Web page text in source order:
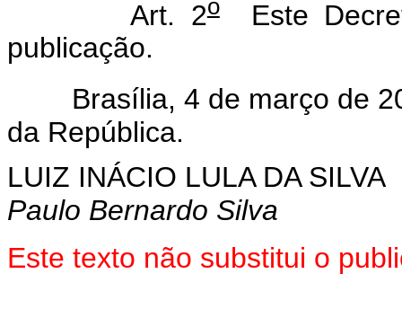
Art. 2oEste
publicação.
Brasília, 4 de março de
da República.
LUIZ INÁCIO LULA DA SILVA
Paulo Bernardo Silva
Este texto não substitui o